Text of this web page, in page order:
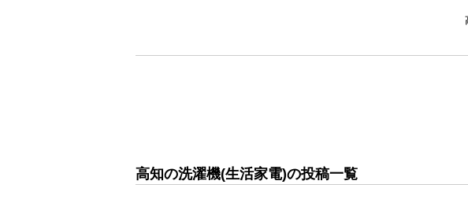
高知の洗濯機(生活家電)の投稿一覧